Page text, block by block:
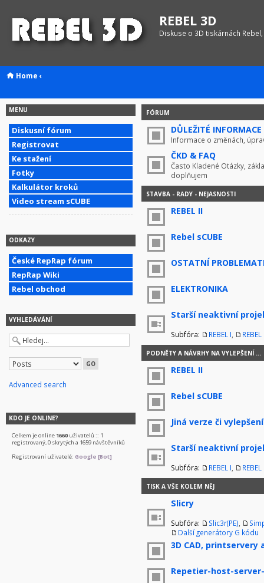
REBEL 3D
Diskuse o 3D tiskárnách
Home ‹
MENU
Diskusní fórum
Registrovat
Ke stažení
Fotky
Kalkulátor kroků
Video stream sCUBE
ODKAZY
České RepRap fórum
RepRap Wiki
Rebel obchod
VYHLEDÁVÁNÍ
Advanced search
KDO JE ONLINE?
Celkem je online 1660 uživatelů :: 1
registrovaný, 0 skrytých a 1659 návštěvníků
Registrovaní uživatelé: Google [Bot]
FÓRUM
DŮLEŽITÉ INFORMACE
Informace o změnách,
ČKD & FAQ
Často Kladené Otázky,
doplňujem
STAVBA - RADY - NEJASNOSTI
REBEL II
Rebel sCUBE
OSTATNÍ
ELEKTRONIKA
Starší neaktivní
Subfóra: REBEL I REBEL
PODNĚTY A NÁVRHY NA VYLEPŠENÍ ...
REBEL II
Rebel sCUBE
Jiná verze či
Starší neaktivní
Subfóra: REBEL I REBEL
TISK A VŠE KOLEM NĚJ
Slicry
Subfóra: Slic3r(PE)
Další generátory G kódu
3D CAD, printservery
Repetier-host-